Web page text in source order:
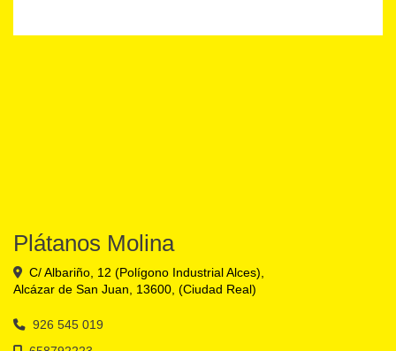
Plátanos Molina
C/ Albariño, 12 (Polígono Industrial Alces),
Alcázar de San Juan, 13600, (Ciudad Real)
926 545 019